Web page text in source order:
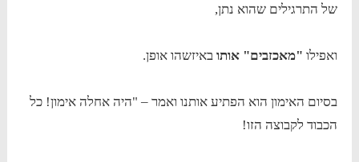
של התרגילים שהוא נתן,
ואפילו "מאכזבים" אותובאיזשהו אופן.
בסיום האימון הוא הפתיע אותנו ואמר – "היה אחלה אימון! כל
הכבוד לקבוצה הזו!